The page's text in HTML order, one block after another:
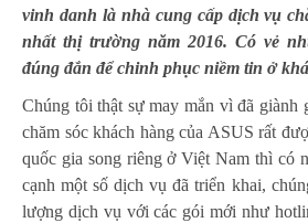
vinh danh là nhà cung cấp dịch vụ
nhất thị trường năm 2016. Có vẻ
đúng đắn để chinh phục niềm tin ở
Chúng tôi thật sự may mắn vì đã giành
chăm sóc khách hàng của ASUS rất
quốc gia song riêng ở Việt Nam thì có
cạnh một số dịch vụ đã triển khai,
lượng dịch vụ với các gói mới như